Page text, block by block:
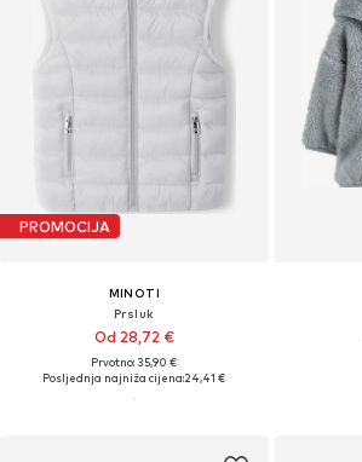
PROMOCIJA
MINOTI
Prsluk
Od 28,72 €
Prvotno: 35,90 €
Posljednja najniža cijena:24,41 €